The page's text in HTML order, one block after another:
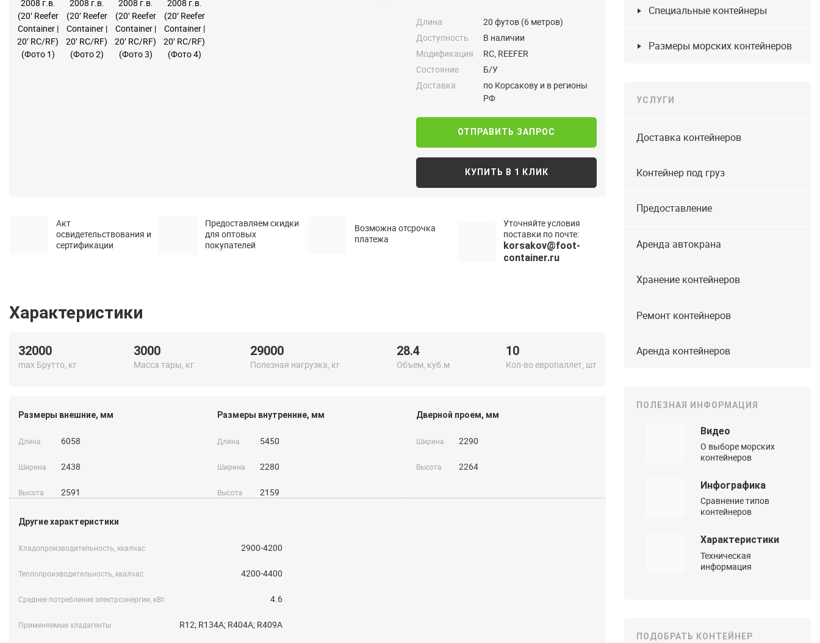
Длина
20 футов (6 метров)
Доступность
В наличии
Модификация
RC, REEFER
Состояние
Б/У
Доставка
по Корсакову и в регионы
РФ
ОТПРАВИТЬ ЗАПРОС
КУПИТЬ В 1 КЛИК
Акт
освидетельствования и
сертификации
Предоставляем скидки
для оптовых
покупателей
Возможна отсрочка
платежа
Уточняйте условия
поставки по почте:
korsakov@foot-
container.ru
Характеристики
32000
max Брутто, кг
3000
Масса тары, кг
29000
Полезная нагрузка, кг
28.4
Объем, куб.м
10
Кол-во европаллет, шт
Размеры внешние, мм
Длина 6058
Ширина 2438
Высота 2591
Размеры внутренние, мм
Длина 5450
Ширина 2280
Высота 2159
Дверной проем, мм
Ширина 2290
Высота 2264
Другие характеристики
Хладопроизводительность, ккалчас 2900-4200
Теплопроизводительность, ккалчас 4200-4400
Среднее потребление электроэнергии, кВт 4.6
Применяемые хладагенты R12; R134A; R404A; R409A
Специальные контейнеры
Размеры морских контейнеров
УСЛУГИ
Доставка контейнеров
Контейнер под груз
Предоставление
Аренда автокрана
Хранение контейнеров
Ремонт контейнеров
Аренда контейнеров
ПОЛЕЗНАЯ ИНФОРМАЦИЯ
Видео
О выборе морских
контейнеров
Инфографика
Сравнение типов
контейнеров
Характеристики
Техническая
информация
ПОДОБРАТЬ КОНТЕЙНЕР